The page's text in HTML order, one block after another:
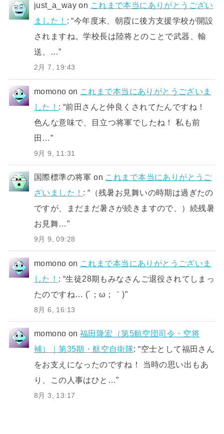
just_a_way on これまで本当にありがとうござい
ました！ : “今年度末、朝霞に後方支援学校が開設
されますね。学校長は陸将とのことで武器、輸
送、…”
2月 7, 19:43
momono on これまで本当にありがとうございま
した！ : “前田さんと仲良くされてたんですね！
色んな意味で、目立つ将軍でしたね！ 私も前
田…”
9月 9, 11:31
国際標準の将軍 on これまで本当にありがとうご
ざいました！ : “ （残暑お見舞いの時期は過ぎたの
ですが、まだまだ暑さが続きますので、）続残暑
お見舞…”
9月 9, 09:28
momono on これまで本当にありがとうございま
した！ : “生徒28期もみなさんご退役されてしまっ
たのですね… (´；ω；｀)”
8月 6, 16:13
momono on福田隆宏（第5航空団司令・空将
補）｜第35期・航空自衛隊: “空士として福田さん
をお支えになったのですね！ 当時の思い出もあ
り、この人事はひと…”
8月 3, 13:17